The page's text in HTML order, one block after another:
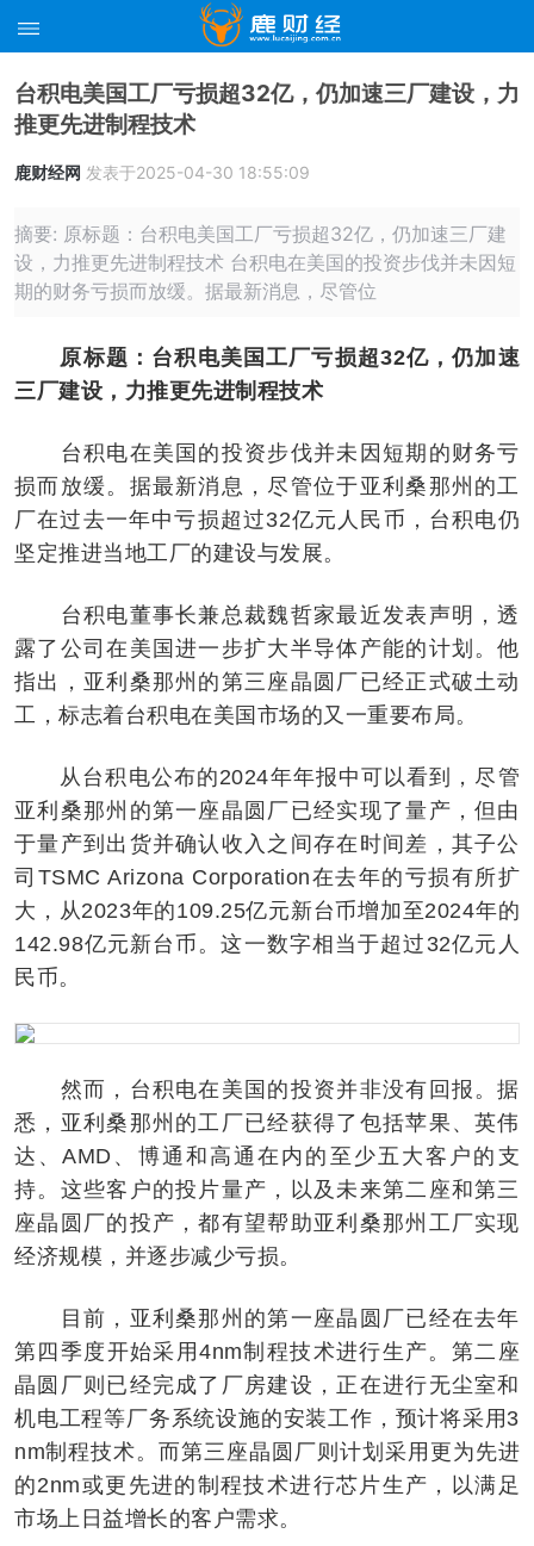
台积电美国工厂亏损超32亿，仍加速三厂建设，力
推更先进制程技术
鹿财经网 发表于2025-04-30 18:55:09
摘要: 原标题：台积电美国工厂亏损超32亿，仍加速三厂建
设，力推更先进制程技术 台积电在美国的投资步伐并未因短
期的财务亏损而放缓。据最新消息，尽管位
原标题：台积电美国工厂亏损超32亿，仍加速
三厂建设，力推更先进制程技术
台积电在美国的投资步伐并未因短期的财务亏
损而放缓。据最新消息，尽管位于亚利桑那州的工
厂在过去一年中亏损超过32亿元人民币，台积电仍
坚定推进当地工厂的建设与发展。
台积电董事长兼总裁魏哲家最近发表声明，透
露了公司在美国进一步扩大半导体产能的计划。他
指出，亚利桑那州的第三座晶圆厂已经正式破土动
工，标志着台积电在美国市场的又一重要布局。
从台积电公布的2024年年报中可以看到，尽管
亚利桑那州的第一座晶圆厂已经实现了量产，但由
于量产到出货并确认收入之间存在时间差，其子公
司TSMC Arizona Corporation在去年的亏损有所扩
大，从2023年的109.25亿元新台币增加至2024年的
142.98亿元新台币。这一数字相当于超过32亿元人
民币。
然而，台积电在美国的投资并非没有回报。据
悉，亚利桑那州的工厂已经获得了包括苹果、英伟
达、AMD、博通和高通在内的至少五大客户的支
持。这些客户的投片量产，以及未来第二座和第三
座晶圆厂的投产，都有望帮助亚利桑那州工厂实现
经济规模，并逐步减少亏损。
目前，亚利桑那州的第一座晶圆厂已经在去年
第四季度开始采用4nm制程技术进行生产。第二座
晶圆厂则已经完成了厂房建设，正在进行无尘室和
机电工程等厂务系统设施的安装工作，预计将采用3
nm制程技术。而第三座晶圆厂则计划采用更为先进
的2nm或更先进的制程技术进行芯片生产，以满足
市场上日益增长的客户需求。